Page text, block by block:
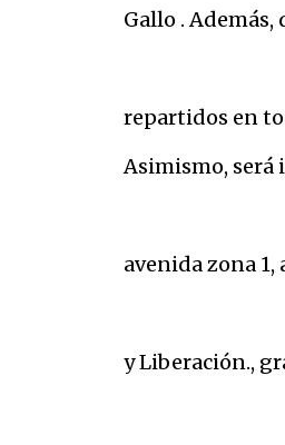
Gallo .
repartidos en
Asimismo,
avenida zona 1,
y Liberación.,